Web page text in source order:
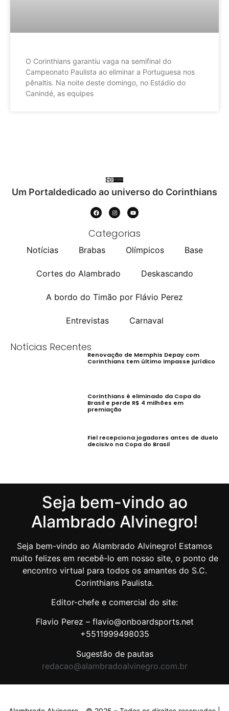
O Corinthians garantiu vaga na semifinal do
Campeonato Paulista ao eliminar a Portuguesa nos
pênaltis. Na noite deste domingo, no Estádio do
Canindé, as equipes
Um Portaldedicado ao universo do Corinthians
Categorias
Notícias Brabas Olímpicos Base
Cortes do Alambrado Deskascando
A bordo do Timão por Flávio Perez
Entrevistas Carnaval
Notícias Recentes
Renovação de Memphis Depay com
Corinthians tem último impasse jurídico
Corinthians é eliminado da Copa do
Brasil e perde R$ 4 milhões em
premiação
Fiel recepciona jogadores antes de duelo
decisivo na Copa do Brasil
Seja bem-vindo ao
Alambrado Alvinegro!
Seja bem-vindo ao Alambrado Alvinegro! Estamos
muito felizes em recebê-lo em nosso site, o ponto de
encontro virtual para todos os amantes do S.C.
Corinthians Paulista.
Editor-chefe e comercial do site:
Flavio Perez – flavio@onboardsports.net
+5511999498035
Sugestão de pautas
redacao@alambradoalvinegro.com.br